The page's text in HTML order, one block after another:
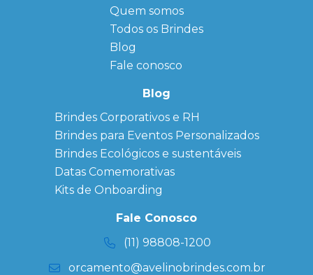
Quem somos
FAQ
Sitemap
Todos os Brindes
Agendas
Personalizadas
Personalizado
personalizados
Brindes
Corporativos
Copos Térmicos
Personalizados
Datas Especiais
Ecobag
Personalizada
Kits
Blog
Fale conosco
Blog
Brindes Corporativos e RH
Brindes para Eventos Personalizados
Brindes Ecológicos e sustentáveis
Datas Comemorativas
Kits de Onboarding
Fale Conosco
(11) 98808-1200
orcamento@avelinobrindes.com.br